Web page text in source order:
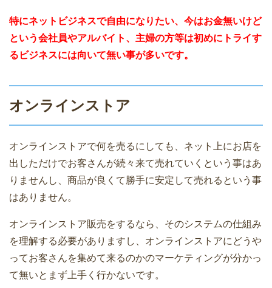
特にネットビジネスで自由になりたい、今はお金無いけど
という会社員やアルバイト、主婦の方等は初めにトライす
るビジネスには向いて無い事が多いです。
オンラインストア
オンラインストアで何を売るにしても、ネット上にお店を
出しただけでお客さんが続々来て売れていくという事はあ
りませんし、商品が良くて勝手に安定して売れるという事
はありません。
オンラインストア販売をするなら、そのシステムの仕組み
を理解する必要がありますし、オンラインストアにどうや
ってお客さんを集めて来るのかのマーケティングが分かっ
て無いとまず上手く行かないです。